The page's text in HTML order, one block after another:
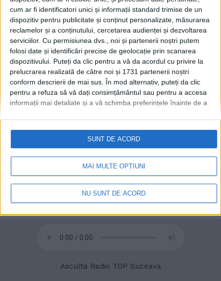
cum ar fi identificatori unici și informații standard trimise de un
dispozitiv pentru publicitate și conținut personalizate, măsurarea
reclamelor și a conținutului, cercetarea audienței și dezvoltarea
serviciilor. Cu permisiunea dvs., noi și partenerii noștri putem
folosi date și identificări precise de geolocație prin scanarea
dispozitivului. Puteți da clic pentru a vă da acordul cu privire la
prelucrarea realizată de către noi și 1731 partenerii noștri
conform descrierii de mai sus. În mod alternativ, puteți da clic
pentru a refuza să vă dați consimțământul sau pentru a accesa
informații mai detaliate și a vă schimba preferințele înainte de a
retrageți consimțământul în orice moment, revenind la acest site
și făcând clic pe butonul "Confidențialitate" din partea de jos a
paginii web.
MAI MULTE OPȚIUNI
NU SUNT DE ACORD
SUNT DE ACORD
6 MAI, 2025
© 2020Radio TOP Suceava 104 FM
Asculta Radio TOP Suceava